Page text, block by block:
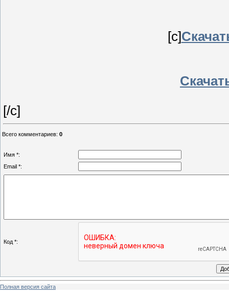
[c]
[/c]
Всего комментариев: 0
Имя *:
Email *:
Код *:
Полная версия сайта